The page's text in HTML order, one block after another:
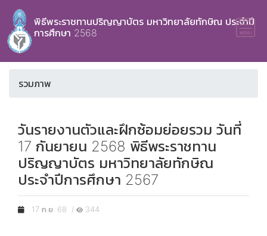
พิธีพระราชทานปริญญาบัตร มหาวิทยาลัยทักษิณ ประจำปี
การศึกษา 2568
รวมภาพ
วันรายงานตัวและฝึกซ้อมย่อยรวม วันที่
17 กันยายน 2568 พิธีพระราชทาน
ปริญญาบัตร มหาวิทยาลัยทักษิณ
ประจำปีการศึกษา 2567
17 ก.ย. 68 / 344